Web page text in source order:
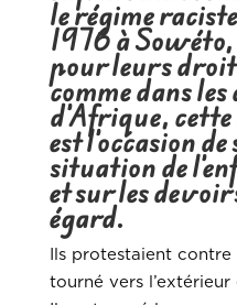
le régime
1976 à
pour leurs
comme dans
d’Afrique,
est l’occasion
situation de
et sur les
égard.
Ils protestaient
tourné vers